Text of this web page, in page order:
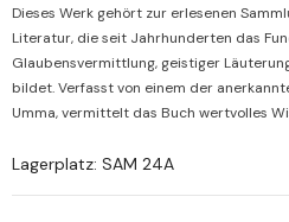
Dieses Werk gehört zur erlesenen
Literatur, die seit Jahrhunderten das
Glaubensvermittlung, geistiger
bildet. Verfasst von einem der
Umma, vermittelt das Buch wertvolles
Lagerplatz: SAM 24A